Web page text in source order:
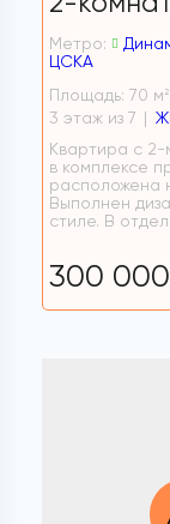
Метро:
ЦСКА
Площадь: 70 м 2
3 этаж из 7
Квартира с
в комплексе
расположена
Выполнен
стиле. В
300